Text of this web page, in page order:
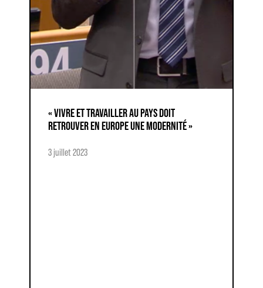
« VIVRE ET TRAVAILLER AU PAYS DOIT
RETROUVER EN EUROPE UNE MODERNITÉ »
3 juillet 2023